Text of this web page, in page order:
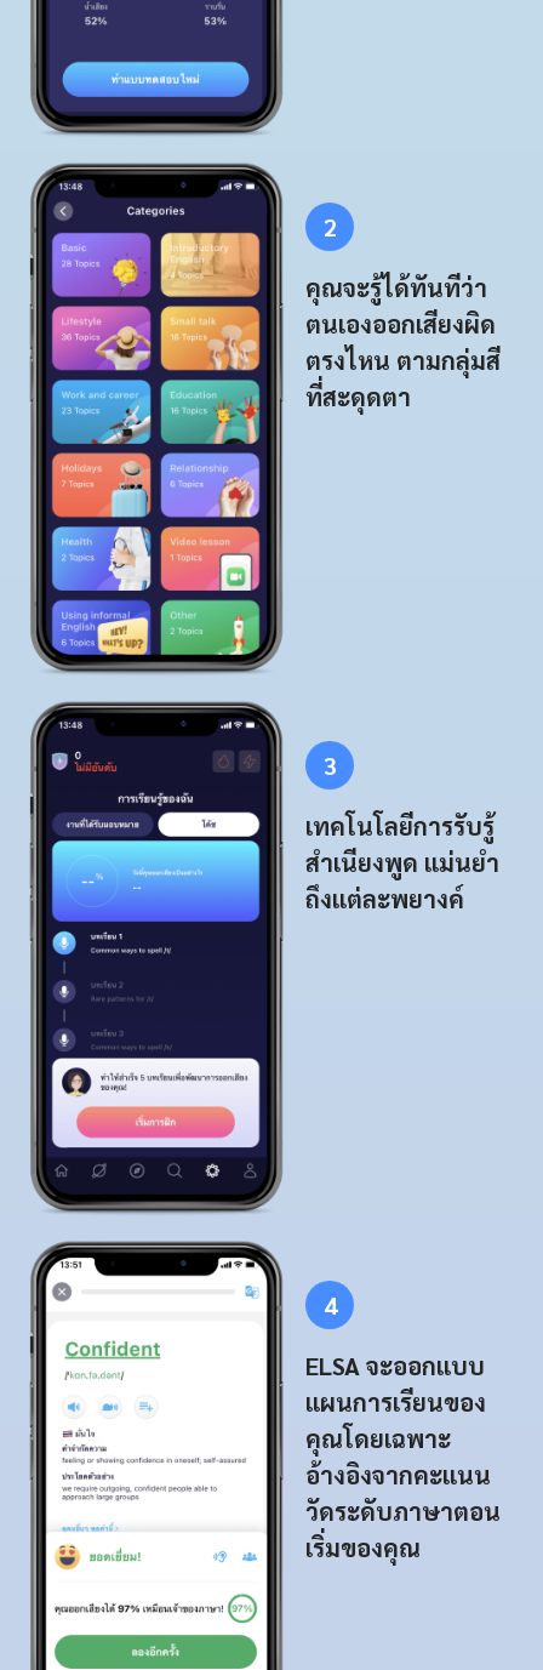
2
คุณจะรู้ได้ทันทีว่า
ตนเองออกเสียงผิด
ตรงไหน ตามกลุ่มสี
ที่สะดุดตา
3
เทคโนโลยีการรับรู้
สำเนียงพูด แม่นยำ
ถึงแต่ละพยางค์
4
ELSA จะออกแบบ
แผนการเรียนของ
คุณโดยเฉพาะ
อ้างอิงจากคะแนน
วัดระดับภาษาตอน
เริ่มของคุณ